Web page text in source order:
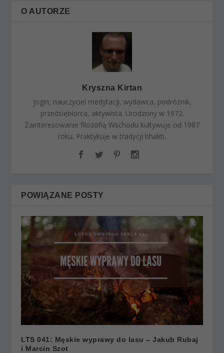
O AUTORZE
Kryszna Kirtan
jogin, nauczyciel medytacji, wydawca, podróżnik,
przedsiębiorca, aktywista. Urodzony w 1972.
Zainteresowanie filozofią Wschodu kultywuje od 1987
roku. Praktykuje w tradycji bhakti.
POWIĄZANE POSTY
LTS 041: Męskie wyprawy do lasu – Jakub Rubaj
i Marcin Szot